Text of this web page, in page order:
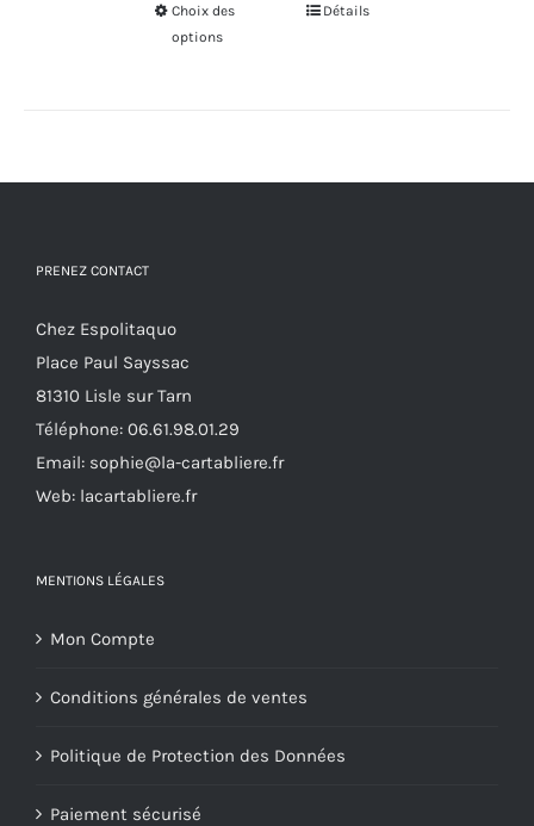
Choix des
options
Ce
Les
Détails
PRENEZ CONTACT
Chez Espolitaquo
Place Paul Sayssac
81310 Lisle sur Tarn
Téléphone: 06.61.98.01.29
Email: sophie@la-cartabliere.fr
Web: lacartabliere.fr
MENTIONS LÉGALES
Mon Compte
Conditions générales de ventes
Politique de Protection des Données
Paiement sécurisé